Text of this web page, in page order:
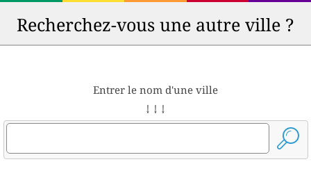
Recherchez-vous une autre ville ?
Entrer le nom d'une ville
↓ ↓ ↓